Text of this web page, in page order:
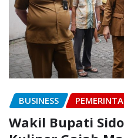
BUSINESS
Wakil Bupati